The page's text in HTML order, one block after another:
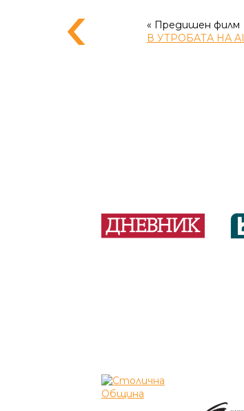
« Предишен филм
В УТРОБАТА НА AI